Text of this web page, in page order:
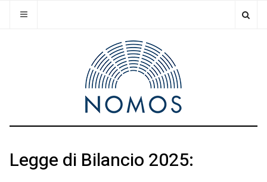
Legge di Bilancio 2025: